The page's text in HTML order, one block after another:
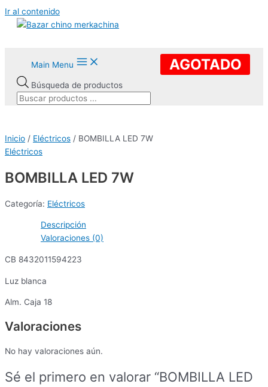
Ir al contenido
Main Menu
Búsqueda de productos
Inicio / Eléctricos / BOMBILLA LED 7W
Eléctricos
BOMBILLA LED 7W
Categoría: Eléctricos
Descripción
Valoraciones (0)
CB 8432011594223
Luz blanca
Alm. Caja 18
Valoraciones
No hay valoraciones aún.
Sé el primero en valorar “BOMBILLA LED
AGOTADO